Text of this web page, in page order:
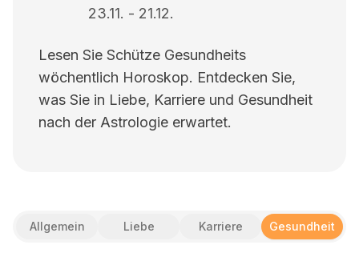
23.11. - 21.12.
Lesen Sie Schütze Gesundheits
wöchentlich Horoskop. Entdecken Sie,
was Sie in Liebe, Karriere und Gesundheit
nach der Astrologie erwartet.
Allgemein Liebe Karriere Gesundheit